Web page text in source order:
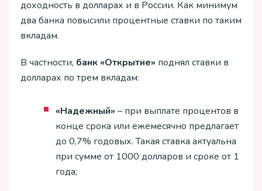
доходность в долларах и в России. Как минимум
два банка повысили процентные ставки по таким
вкладам.
В частности, банк «Открытие» поднял ставки в
долларах по трем вкладам:
«Надежный» – при выплате процентов в
конце срока или ежемесячно предлагает
до 0,7% годовых. Такая ставка актуальна
при сумме от 1000 долларов и сроке от 1
года;